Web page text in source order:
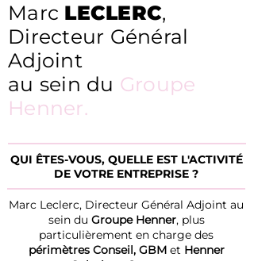
Marc LECLERC,
Directeur Général
Adjoint
au sein du Groupe
Henner.
QUI ÊTES-VOUS, QUELLE EST L'ACTIVITÉ
DE VOTRE ENTREPRISE ?
Marc Leclerc, Directeur Général Adjoint au
sein du Groupe Henner, plus
particulièrement en charge des
périmètres Conseil, GBMet Henner